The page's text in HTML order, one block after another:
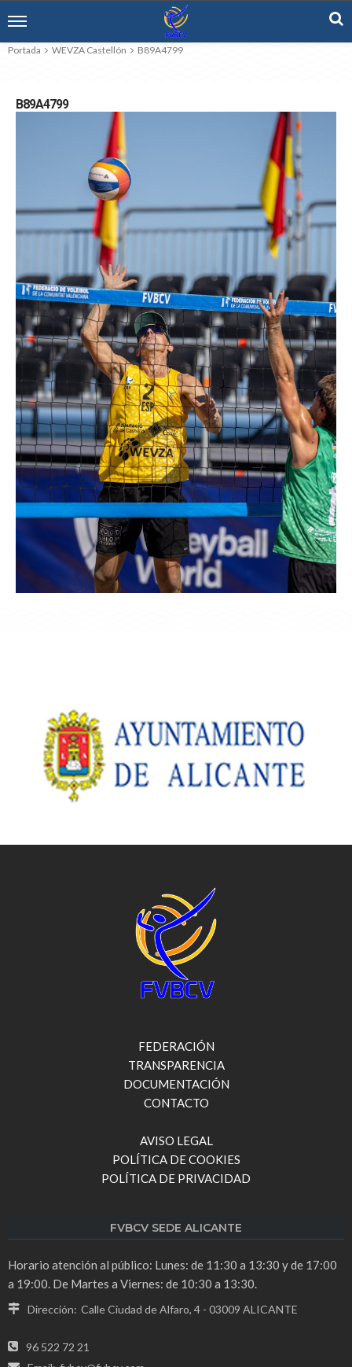
Portada WEVZA Castellón B89A4799
B89A4799
FEDERACIÓN
TRANSPARENCIA
DOCUMENTACIÓN
CONTACTO
AVISO LEGAL
POLÍTICA DE COOKIES
POLÍTICA DE PRIVACIDAD
FVBCV SEDE ALICANTE
Horario atención al público: Lunes: de 11:30 a 13:30 y de 17:00
a 19:00. De Martes a Viernes: de 10:30 a 13:30.
Dirección: Calle Ciudad de Alfaro, 4 - 03009 ALICANTE
96 522 72 21